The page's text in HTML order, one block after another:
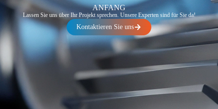
ANFANG
Lassen Sie uns über Ihr Projekt sprechen. Unsere Experten sind für Sie da!
Kontaktieren Sie uns